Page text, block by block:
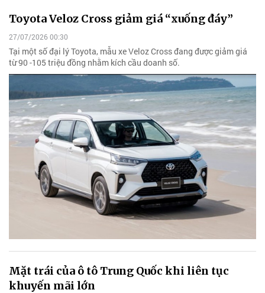
Toyota Veloz Cross giảm giá “xuống đáy”
27/07/2026 00:30
Tại một số đại lý Toyota, mẫu xe Veloz Cross đang được giảm giá
từ 90 -105 triệu đồng nhằm kích cầu doanh số.
Mặt trái của ô tô Trung Quốc khi liên tục
khuyến mãi lớn